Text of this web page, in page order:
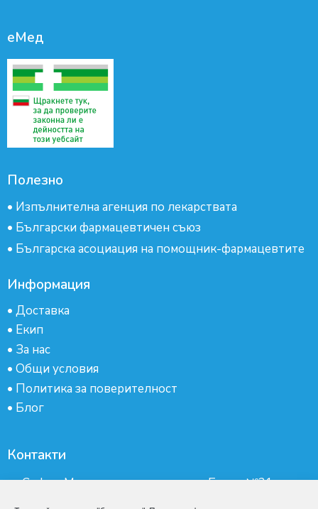
еМед
Полезно
• Изпълнителна агенция по лекарствата
• Български фармацевтичен съюз
• Българска асоциация на помощник-фармацевтите
Информация
• Доставка
• Екип
• За нас
• Общи условия
• Политика за поверителност
• Блог
Контакти
гр.София, Манастирски ливади, ж.к.Бокар №21-